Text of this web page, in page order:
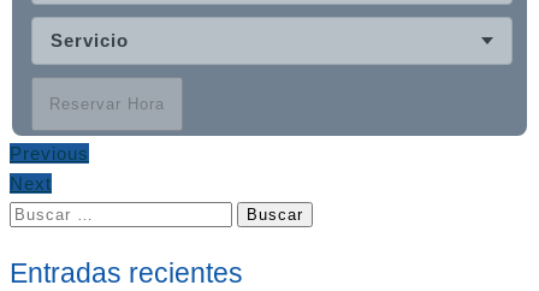
Servicio
Reservar Hora
Previous
Next
Buscar:
Entradas recientes